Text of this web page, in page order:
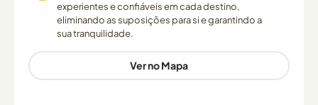
experientes e confiáveis em cada destino,
eliminando as suposições para si e garantindo a
sua tranquilidade.
Ver no Mapa